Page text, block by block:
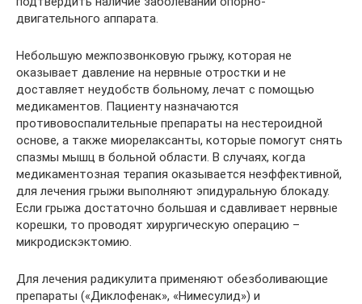
двигательного аппарата.
Небольшую межпозвонковую грыжу, которая не
оказывает давление на нервные отростки и не
доставляет неудобств больному, лечат с помощью
медикаментов. Пациенту назначаются
противовоспалительные препараты на нестероидной
основе, а также миорелаксанты, которые помогут снять
спазмы мышц в больной области. В случаях, когда
медикаментозная терапия оказывается неэффективной,
для лечения грыжи выполняют эпидуральную блокаду.
Если грыжа достаточно большая и сдавливает нервные
корешки, то проводят хирургическую операцию –
микродискэктомию.
Для лечения радикулита применяют обезболивающие
препараты («Диклофенак», «Нимесулид») и